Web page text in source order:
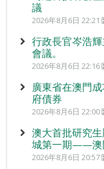
議
2026年8月6日 22:21
行政長官岑浩
會議。
2026年8月6日 22:16
廣東省在澳門
府債券
2026年8月6日 22:00
澳大首批研究生
城第一期——澳
2026年8月6日 20:57